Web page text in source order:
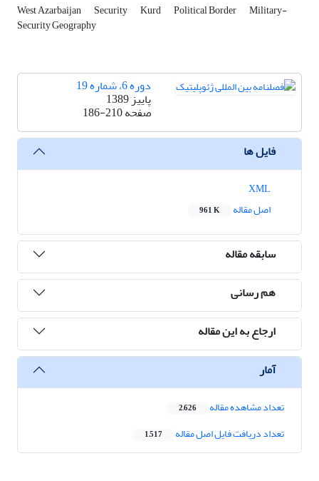
West Azarbaijan Security Kurd Political Border Military-
Security Geography
دوره 6، شماره 19
پاییز 1389
صفحه186-210
فایل ها
اصل مقاله
961 K
سابقه مقاله
هم رسانی
ارجاع به این مقاله
آمار
تعداد مشاهده مقاله 2,626
تعداد دریافت فایل اصل مقاله 1,517